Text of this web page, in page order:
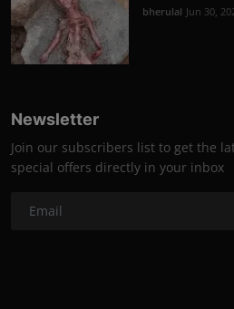
bherulal Jun 30,
Newsletter
Join our subscribers list to get the
special offers directly in your inbox